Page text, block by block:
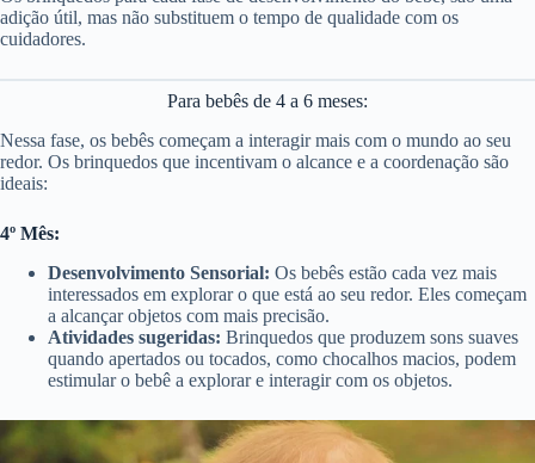
adição útil, mas não substituem o tempo de qualidade com os
cuidadores.
Para bebês de 4 a 6 meses:
Nessa fase, os bebês começam a interagir mais com o mundo ao seu
redor. Os brinquedos que incentivam o alcance e a coordenação são
ideais:
4º Mês:
Desenvolvimento Sensorial: Os bebês estão cada vez mais
interessados em explorar o que está ao seu redor. Eles começam
a alcançar objetos com mais precisão.
Atividades sugeridas: Brinquedos que produzem sons suaves
quando apertados ou tocados, como chocalhos macios, podem
estimular o bebê a explorar e interagir com os objetos.